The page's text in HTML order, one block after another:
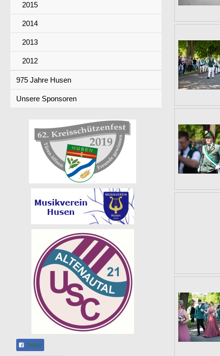
2015
2014
2013
2012
975 Jahre Husen
Unsere Sponsoren
Teilen